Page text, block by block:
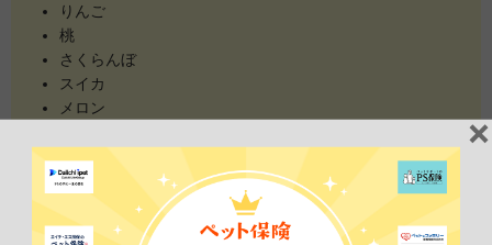
りんご
桃
さくらんぼ
スイカ
メロン
上記は一例なので、詳しくはかかりつけの動物病院に確認してみて
ください。